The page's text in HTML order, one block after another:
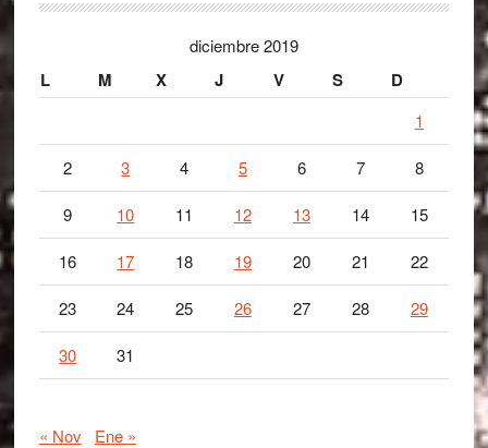
diciembre 2019
L M X J V S D
1
2 3 4 5 6 7 8
9 10 11 12 13 14 15
16 17 18 19 20 21 22
23 24 25 26 27 28 29
30 31
« Nov Ene »